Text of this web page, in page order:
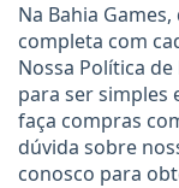
Na Bahia
completa com
Nossa Política
para ser simples
faça compras
dúvida sobre
conosco para